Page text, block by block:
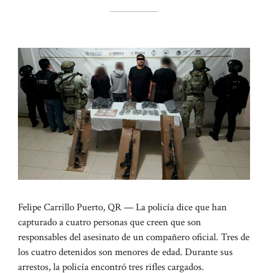
Felipe Carrillo Puerto, QR — La policía dice que han
capturado a cuatro personas que creen que son
responsables del asesinato de un compañero oficial. Tres de
los cuatro detenidos son menores de edad. Durante sus
arrestos, la policía encontró tres rifles cargados.